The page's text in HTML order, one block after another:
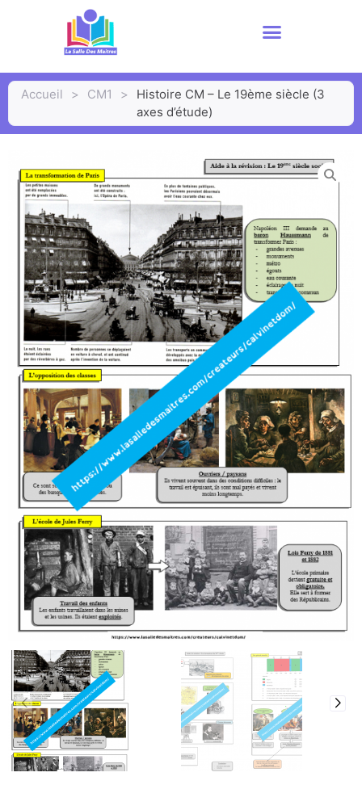
Accueil > CM1 >
Histoire CM – Le 19ème siècle (3
axes d’étude)